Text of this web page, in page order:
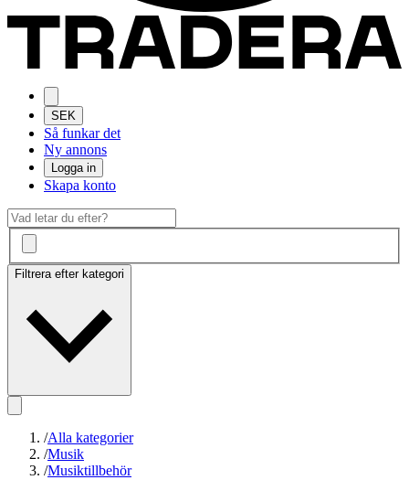
SEK
Så funkar det
Ny annons
Logga in
Skapa konto
Filtrera efter kategori
/Alla kategorier
/Musik
/Musiktillbehör